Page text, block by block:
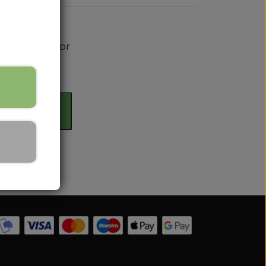
Dexta Serien
Super Major
kurv